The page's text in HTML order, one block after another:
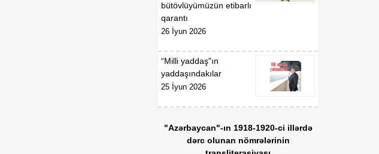
bütövlüyümüzün etibarlı
qarantı
26 İyun 2026
“Milli yaddaş"ın
yaddaşındakılar
25 İyun 2026
"Azərbaycan"-ın 1918-1920-ci illərdə
dərc olunan nömrələrinin